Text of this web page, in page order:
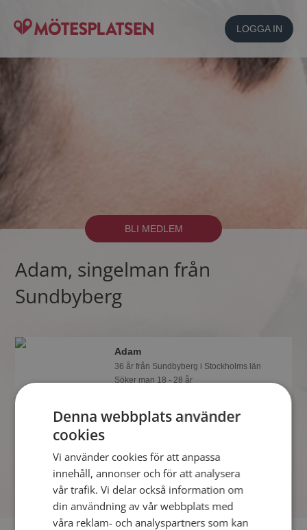
LOGGA IN
BLI MEDLEM
Adam, singelman från
Sundbyberg
Adam
36 år från Sundbyberg i Stockholms län
Söker man 18 - 28 år
tar en minut att bli medlem på
Mötesplatsen, sen kan du lära dig allt
Denna webbplats använder
cookies
Vi använder cookies för att anpassa
innehåll, annonser och för att analysera
vår trafik. Vi delar också information om
din användning av vår webbplats med
våra reklam- och analyspartners som kan